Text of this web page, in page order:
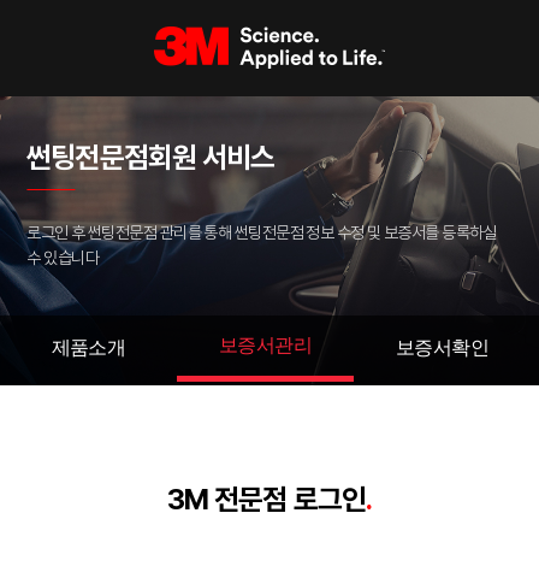
썬팅전문점회원 서비스
로그인 후 썬팅전문점 관리를 통해 썬팅전문점 정보 수정 및 보증서를 등록하실
수 있습니다
제품소개 보증서관리 보증서확인
3M 전문점 로그인.